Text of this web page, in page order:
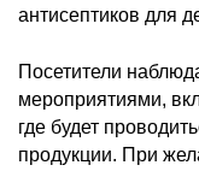
антисептиков для
Посетители
мероприятиями,
где будет
продукции. При